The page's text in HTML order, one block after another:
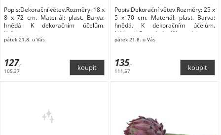
Popis:Dekorační větev.Rozměry: 18 x
8 x 72 cm. Materiál: plast. Barva:
hnědá. K dekoračním účelům.
Květiny a stojany
pátek 21.8. u Vás
127,-
105,37
Popis:Dekorační větev.Rozměry: 25 x
5 x 70 cm. Materiál: plast. Barva:
hnědá. K dekoračním účelům.
Nábytek Bytové doplňky a dekorace
Květiny a stojany Květiny
pátek 21.8. u Vás
135,-
111,57